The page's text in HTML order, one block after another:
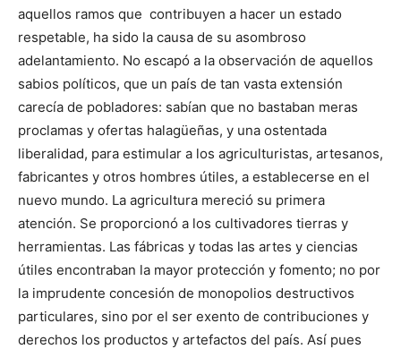
aquellos ramos que contribuyen a hacer un estado
respetable, ha sido la causa de su asombroso
adelantamiento. No escapó a la observación de aquellos
sabios políticos, que un país de tan vasta extensión
carecía de pobladores: sabían que no bastaban meras
proclamas y ofertas halagüeñas, y una ostentada
liberalidad, para estimular a los agriculturistas, artesanos,
fabricantes y otros hombres útiles, a establecerse en el
nuevo mundo. La agricultura mereció su primera
atención. Se proporcionó a los cultivadores tierras y
herramientas. Las fábricas y todas las artes y ciencias
útiles encontraban la mayor protección y fomento; no por
la imprudente concesión de monopolios destructivos
particulares, sino por el ser exento de contribuciones y
derechos los productos y artefactos del país. Así pues